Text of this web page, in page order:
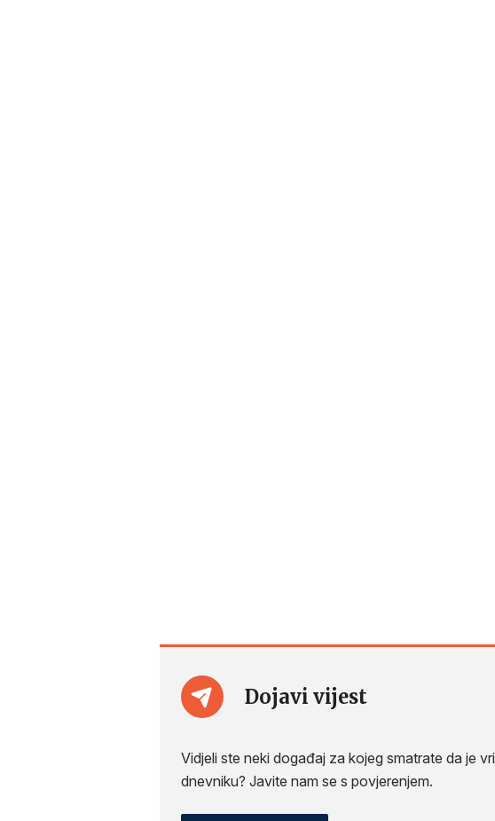
Dojavi vijest
Vidjeli ste neki događaj za kojeg smatrate da je
dnevniku? Javite nam se s povjerenjem.